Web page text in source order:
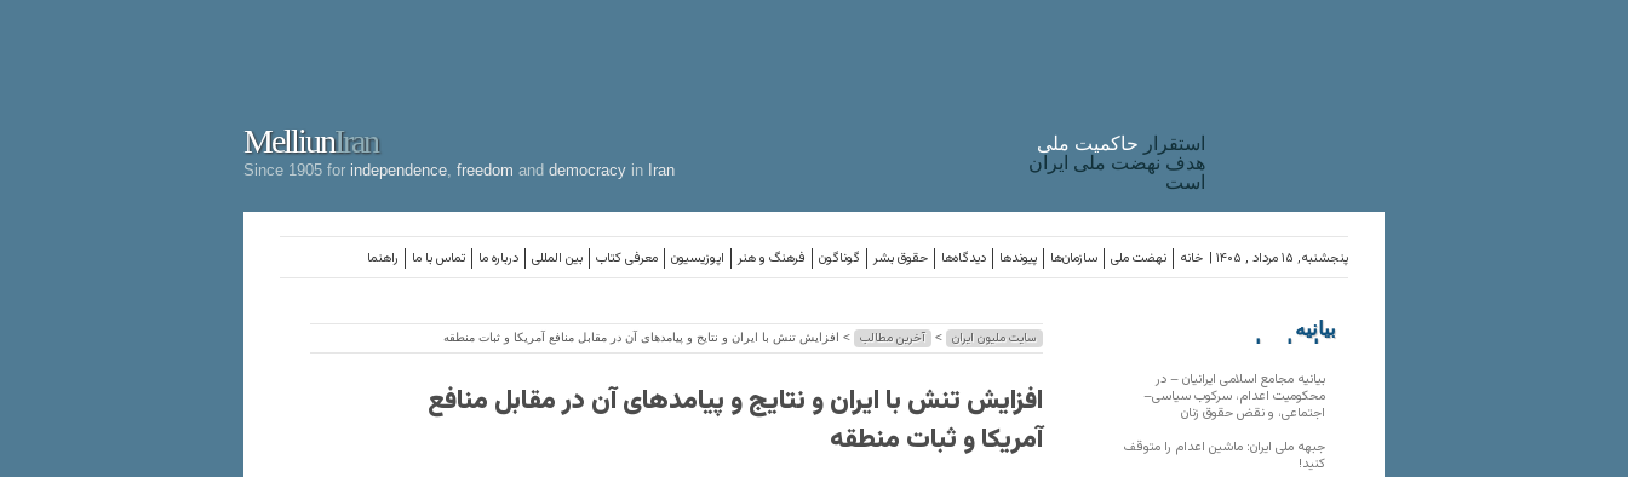
MelliunIran
Since 1905 for independence freedom and democracy in Iran
استقرار حاکميت ملی
هدف نهضت ملی ایران
است
راهنما تماس با ما درباره ما بین المللی معرفی کتاب اپوزیسیون فرهنگ و هنر گوناگون حقوق بشر دیدگاه‌ها پیوندها سازمان‌ها نهضت ملی خانه پنجشنبه, ۱۵ مرداد , ۱۴۰۵ |
سایت ملیون ایران > آخرین مطالب > افزایش تنش با ایران و نتایج و پیامدهای آن در مقابل منافع آمریکا و ثبات منطقه
افزایش تنش با ایران و نتایج و پیامدهای آن در مقابل منافع
آمریکا و ثبات منطقه
بیانیه
سازمان‌های
بیانیه مجامع اسلامی ایرانیان – در
محکومیت اعدام، سرکوب سیاسی–
اجتماعی، و نقض حقوق زنان
جبهه ملی ایران: ماشین اعدام را متوقف
کنید!